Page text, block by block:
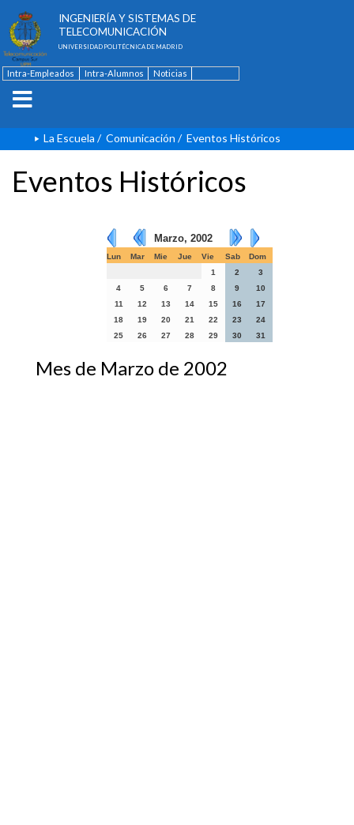
INGENIERÍA Y SISTEMAS DE
TELECOMUNICACIÓN
UNIVERSIDAD POLITÉCNICA DE MADRID
Intra-Empleados Intra-Alumnos
Noticias
La Escuela / Comunicación / Eventos Históricos
Eventos Históricos
Marzo, 2002
Lun Mar Mie Jue Vie Sab
Dom
1
2
3
4
5 6 7 8 9
10
11
12 13 14 15 16
17
18
19 20 21 22 23
24
25
26 27 28 29 30 31
Mes de Marzo de 2002